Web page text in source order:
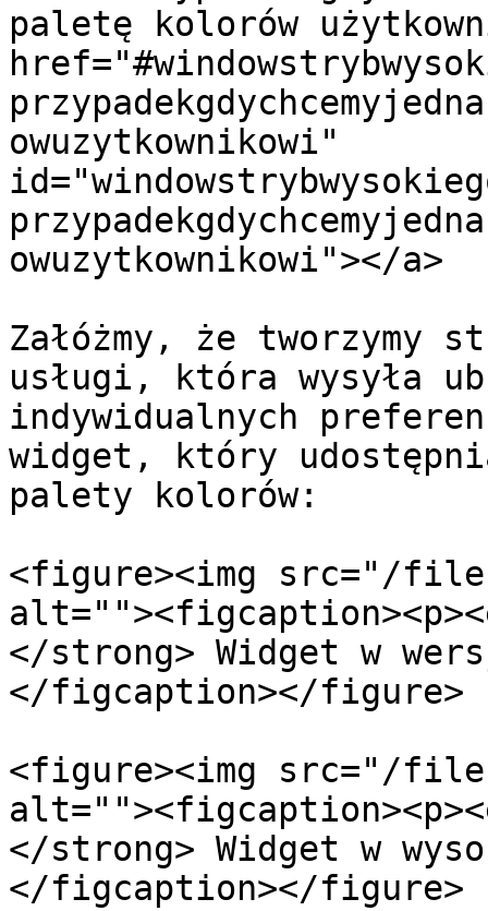
paletę kolorów
owuzytkownikowi"
owuzytkownikowi"></a>
Załóżmy, że tworzymy
usługi, która wysyła
indywidualnych
widget, który
palety kolorów:
<figure><img src="/files/
</strong> Widget w
</figcaption></figure>
<figure><img src="/files/
</strong> Widget w
</figcaption></figure>